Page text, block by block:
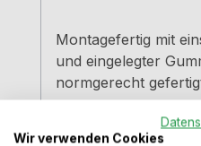
Montagefertig mit
und eingelegter
normgerecht gefertigt aus PP nach DIN
4102
Wir verwenden Cookies